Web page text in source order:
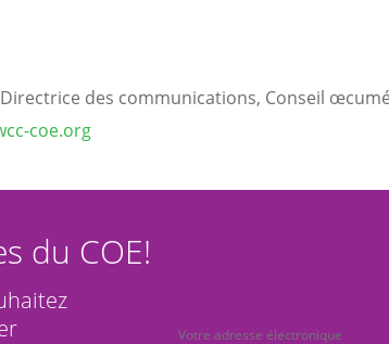
des communications, Conseil
coe.org
du COE!